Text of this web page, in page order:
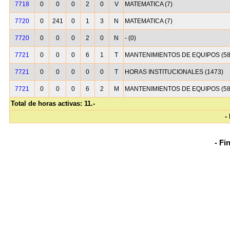
7718 0 0 0 2 0 V MATEMATICA (7)
7720 0 241 0 1 3 N MATEMATICA (7)
7720 0 0 0 2 0 N - (0)
7721 0 0 0 6 1 T MANTENIMIENTOS DE EQUIPOS
7721 0 0 0 0 0 T HORAS INSTITUCIONALES (1473)
7721 0 0 0 6 2 M MANTENIMIENTOS DE EQUIPOS
Total de horas activas: 11.-
-
-